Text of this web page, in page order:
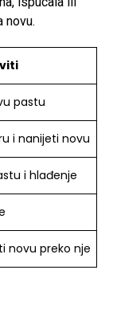
novu.
pastu
i nanijeti novu
i hlađenje
novu preko nje